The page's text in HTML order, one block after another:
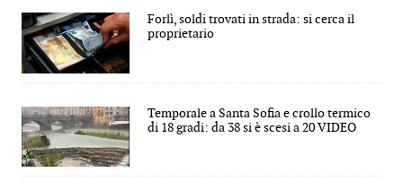
Forlì, soldi trovati in strada: si cerca il
proprietario
Temporale a Santa Sofia e crollo termico
di 18 gradi: da 38 si è scesi a 20 VIDEO